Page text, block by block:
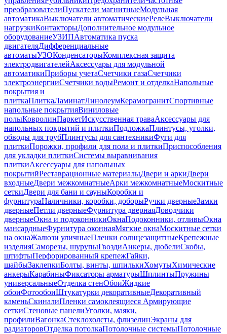
преобразователиПускатели магнитныеМодульная
автоматикаВыключатели автоматическиеРелеВыключатели
нагрузкиКонтакторыДополнительное модульное
оборудованиеУЗИПАвтоматика пуска
двигателяДифференциальные
автоматыУЗОКонденсаторыКомплексная защита
электродвигателейАксессуары для модульной
автоматикиПриборы учетаСчетчики газаСчетчики
электроэнергииСчетчики водыРемонт и отделкаНапольные
покрытия и
плиткаПлиткаЛаминатЛинолеумКерамогранитСпортивные
напольные покрытияВиниловые
полыКовролинПаркетИскусственная траваАксессуары для
напольных покрытий и плиткиПодложкаПлинтусы, уголки,
обводы для трубПлинтусы для сантехникиФуги для
плиткиПорожки, профили для пола и плиткиПриспособления
для укладки плиткиСистемы выравнивания
плиткиАксессуары для напольных
покрытийРеставрационные материалыДвери и аркиДвери
входныеДвери межкомнатныеАрки межкомнатныеМоскитные
сеткиДвери для бани и сауныКоробки и
фурнитураНаличники, коробки, доборыРучки дверныеЗамки
дверныеПетли дверныеФурнитура двернаяДоводчики
дверныеОкна и подоконникиОкнаПодоконники, отливыОкна
мансардныеФурнитура оконнаяМягкие окнаМоскитные сетки
на окнаЖалюзи уличныеПленки солнцезащитныеКрепежные
изделияСаморезы, шурупыГвоздиАнкеры, дюбелиСкобы,
штифтыПерфорированный крепежГайки,
шайбыЗаклепкиБолты, винты, шпилькиХомутыХимические
анкерыКарабиныФиксаторы арматурыШплинтыПружины
универсальныеОтделка стенОбоиЖидкие
обоиФотообоиШтукатурки декоративныеДекоративный
каменьСкиналиПленки самоклеящиеся Армирующие
сеткиСтеновые панелиУголки, маяки,
профилиВагонкаСтеклохолсты, флизелинЭкраны для
радиаторовОтделка потолкаПотолочные системыПотолочные